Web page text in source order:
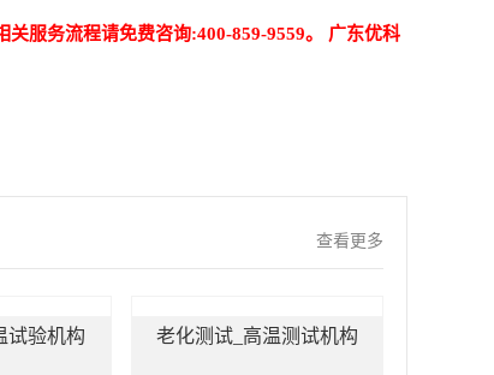
关服务流程请免费咨询:400-859-9559。 广东优科
查看更多
试验机构 老化测试_高温测试机构